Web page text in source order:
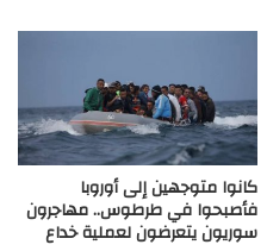
كانوا متوجهين إلى أوروبا
فأصبحوا في طرطوس.. مهاجرون
سوريون يتعرضون لعملية خداع